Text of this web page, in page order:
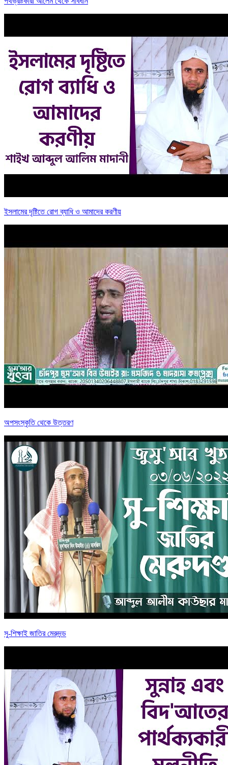
ইসলামের দৃষ্টিতে রোগ ব্যাধি ও আমাদের করণীয়
অপসংস্কৃতি থেকে উত্তরণ
সু-শিক্ষাই জাতির মেরুদন্ড